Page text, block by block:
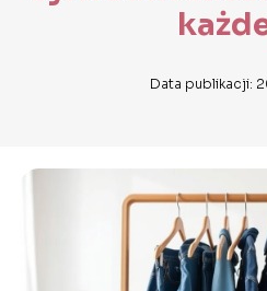
Data publikacji: